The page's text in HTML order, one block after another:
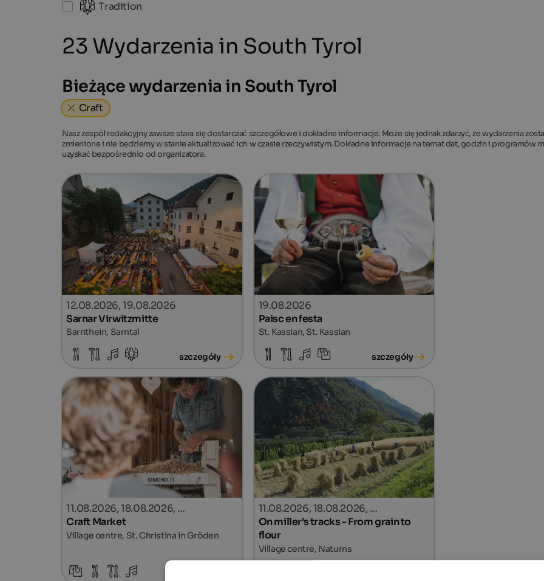
Tradition
23 Wydarzenia in South Tyrol
Bieżące wydarzenia in South Tyrol
Craft
Nasz zespół redakcyjny zawsze stara się dostarczać szczegółowe i dokładne informacje. Może się jednak zdarzyć, że wydarzenia
zmienione i nie będziemy w stanie aktualizować ich w czasie rzeczywistym. Dokładne informacje na temat dat, godzin i programów
uzyskać bezpośrednio od organizatora.
12.08.2026, 19.08.2026
Sarnar Virwitzmitte
Sarnthein, Sarntal
szczegóły
19.08.2026
Paisc en festa
St. Kassian, St. Kassian
szczegóły
11.08.2026, 18.08.2026, …
Craft Market
Village centre, St. Christina in Gröden
11.08.2026, 18.08.2026, …
On miller’s tracks - From grain to
flour
Village centre, Naturns